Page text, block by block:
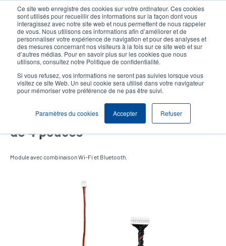
Ce site web enregistre des cookies sur votre ordinateur. Ces cookies
sont utilisés pour recueillir des informations sur la façon dont vous
interagissez avec notre site web et nous permettent de nous rappeler
de vous. Nous utilisons ces informations afin d’améliorer et de
personnaliser votre expérience de navigation et pour des analyses et
des mesures concernant nos visiteurs à la fois sur ce site web et sur
d’autres médias. Pour en savoir plus sur les cookies que nous
utilisons, consultez notre Politique de confidentialité.
Si vous refusez, vos informations ne seront pas suivies lorsque vous
visitez ce site Web. Un seul cookie sera utilisé dans votre navigateur
pour mémoriser votre préférence de ne pas être suivi.
Paramètres du cookies Accepter Refuser
contenu
principal
User
account
menu
User
Header
Sélection Produits Contact Commercial
Module Combo Wi-Fi et
Bluetooth pour la série TH DH
de 4 pouces
Module avec combinaison Wi-Fi et Bluetooth.